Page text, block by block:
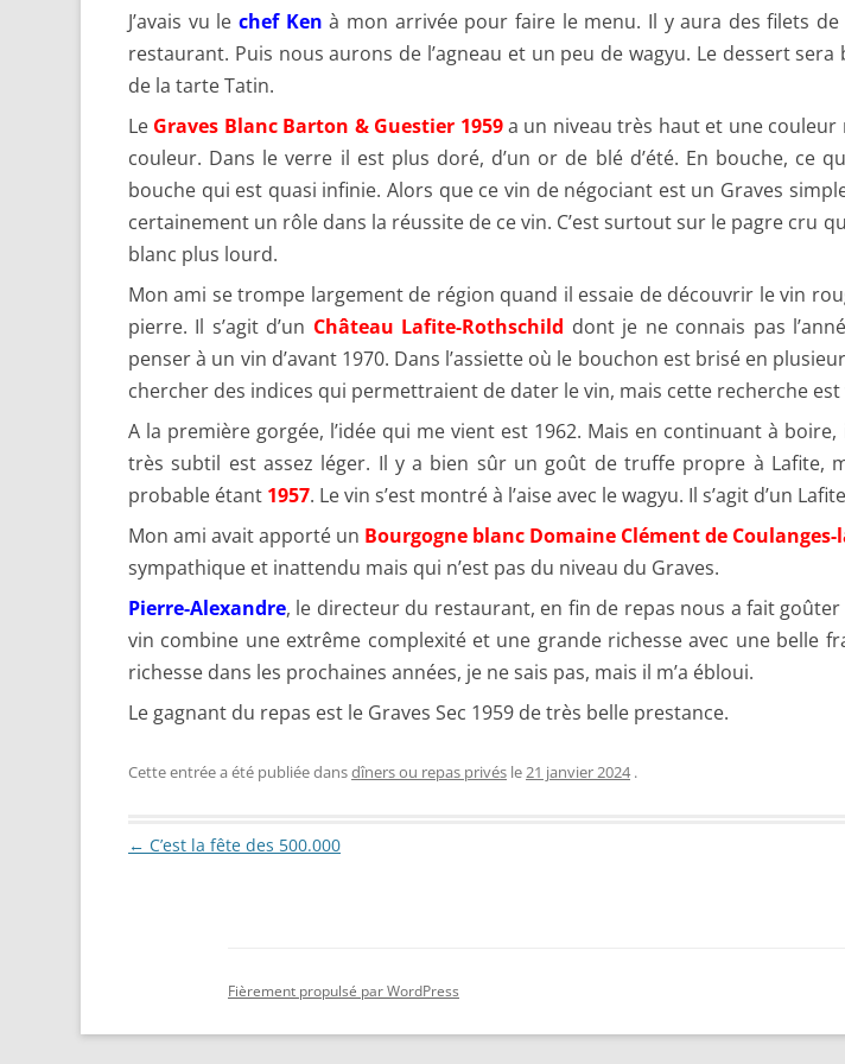
J’avais vu le chef Ken à mon arrivée pour faire le menu. Il y aura des filets
restaurant. Puis nous aurons de l’agneau et un peu de wagyu. Le dessert
de la tarte Tatin.
Le Graves Blanc Barton & Guestier 1959a un niveau très haut et une
couleur. Dans le verre il est plus doré, d’un or de blé d’été. En bouche, ce
bouche qui est quasi infinie. Alors que ce vin de négociant est un Graves
certainement un rôle dans la réussite de ce vin. C’est surtout sur le pagre cru
blanc plus lourd.
Mon ami se trompe largement de région quand il essaie de découvrir le vin
pierre. Il s’agit d’un Château Lafite-Rothschild dont je ne connais pas
penser à un vin d’avant 1970. Dans l’assiette où le bouchon est brisé en
chercher des indices qui permettraient de dater le vin, mais cette recherche est
A la première gorgée, l’idée qui me vient est 1962. Mais en continuant à
très subtil est assez léger. Il y a bien sûr un goût de truffe propre à Lafite,
probable étant 1957. Le vin s’est montré à l’aise avec le wagyu. Il s’agit d’un
Mon ami avait apporté un Bourgogne blanc Domaine Clément de Coulanges-
sympathique et inattendu mais qui n’est pas du niveau du Graves.
Pierre-Alexandre, le directeur du restaurant, en fin de repas nous a fait goûter
vin combine une extrême complexité et une grande richesse avec une belle
richesse dans les prochaines années, je ne sais pas, mais il m’a ébloui.
Le gagnant du repas est le Graves Sec 1959 de très belle prestance.
Cette entrée a été publiée dansdîners ou repas privés le21 janvier 2024 .
Navigation des articles
← C’est la fête des 500.000
Fièrement propulsé par WordPress